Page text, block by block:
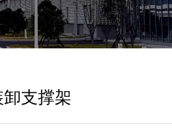
支撑架